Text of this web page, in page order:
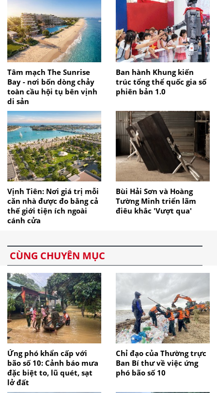
Tâm mạch The Sunrise
Bay - nơi bốn dòng chảy
toàn cầu hội tụ bên vịnh
di sản
Ban hành Khung kiến
trúc tổng thể quốc gia số
phiên bản 1.0
Vịnh Tiên: Nơi giá trị mỗi
căn nhà được đo bằng cả
thế giới tiện ích ngoài
cánh cửa
Bùi Hải Sơn và Hoàng
Tường Minh triển lãm
điêu khắc 'Vượt qua'
CÙNG CHUYÊN MỤC
Ứng phó khẩn cấp với
bão số 10: Cảnh báo mưa
đặc biệt to, lũ quét, sạt
lở đất
Chỉ đạo của Thường trực
Ban Bí thư về việc ứng
phó bão số 10